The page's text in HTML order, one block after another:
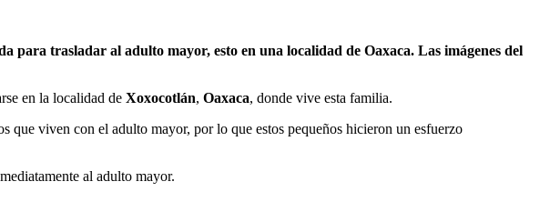
trasladar al adulto mayor, esto en una localidad de Oaxaca. Las imágenes del
en la localidad de Xoxocotlán, Oaxaca, donde vive esta familia.
que viven con el adulto mayor, por lo que estos pequeños hicieron un esfuerzo
al adulto mayor.